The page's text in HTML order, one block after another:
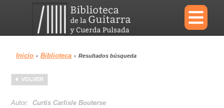
×
Menu
Biblioteca
Inicio › Biblioteca › Resultados búsqueda
VOLVER
Autor:Curtis Carlisle Bouterse